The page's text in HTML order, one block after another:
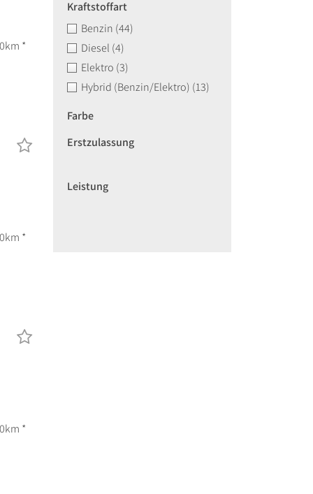
*
*
*
Kraftstoffart
Benzin (44)
Diesel (4)
Elektro (3)
Hybrid (Benzin/Elektro) (13)
Farbe
Erstzulassung
Leistung